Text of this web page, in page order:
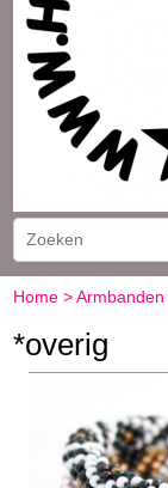
Home >Armbanden
*overig